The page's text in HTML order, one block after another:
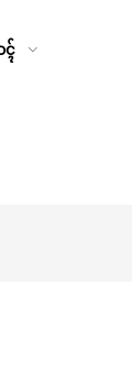
ၚ်